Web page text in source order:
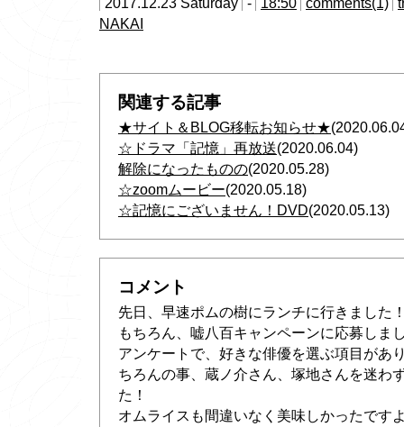
NAKAI
関連する記事
★サイト＆BLOG移転お知らせ★
☆ドラマ「記憶」再放送(2020.06.04)
解除になったものの(2020.05.28)
☆zoomムービー(2020.05.18)
☆記憶にございません！DVD(2020.05.13)
コメント
先日、早速ポムの樹にランチに行きました
もちろん、嘘八百キャンペーンに応募しま
アンケートで、好きな俳優を選ぶ項目があ
ちろんの事、蔵ノ介さん、塚地さんを迷わ
た！
オムライスも間違いなく美味しかったです